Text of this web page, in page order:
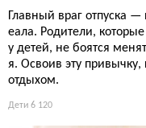
Главный враг отпуска
еала. Родители,
у детей, не боятся
я. Освоив эту привычку,
отдыхом.
Дети 6 120